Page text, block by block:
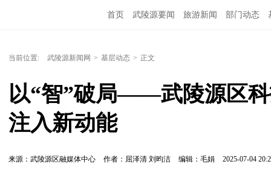
首页 武陵源要闻 旅游新闻 部门动态
当前位置: 武陵源新闻网 > 基层动态 > 正文
以“智”破局——武陵源区
注入新动能
来源：武陵源区融媒体中心 作者：屈泽清 刘昀洁 编辑：毛娟 2025-07-04